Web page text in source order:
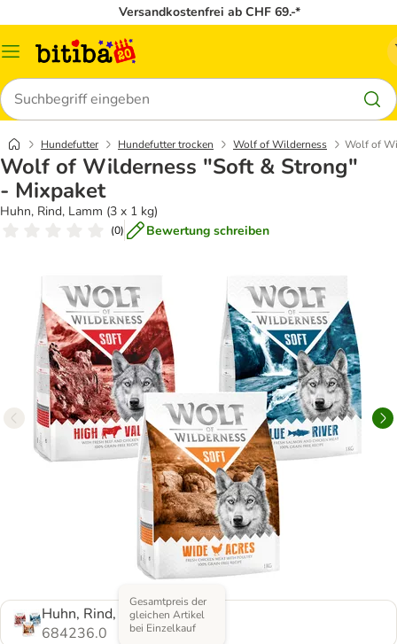
Versandkostenfrei ab CHF 69.-*
Menü
Suchen
Hundefutter Hundefutter trocken Wolf of Wilderness Wolf of
Wolf of Wilderness "Soft & Strong"
- Mixpaket
Huhn, Rind, Lamm (3 x 1 kg)
(0) Bewertung schreiben
Huhn, Rind, Lamm (3 x 1 kg)
684236.0
Gesamtpreis der
gleichen Artikel
bei Einzelkauf